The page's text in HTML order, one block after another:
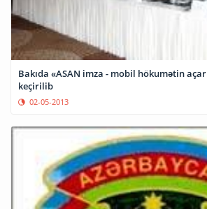
Bakıda «ASAN imza - mobil hökumətin
keçirilib
02-05-2013